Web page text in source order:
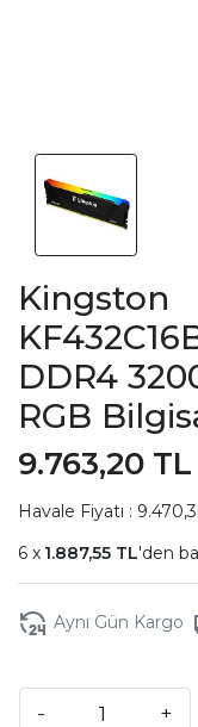
Kingston
DDR4
RGB
9.763,20 TL
Havale Fiyatı :
1.887,55 TL'den
Aynı Gün Kargo
- +